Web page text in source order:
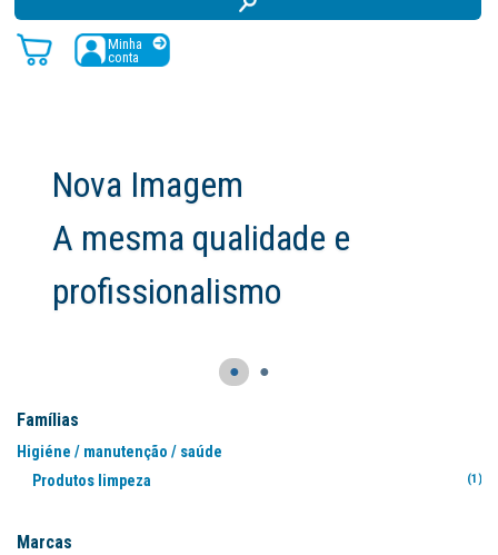
Minha
conta
Nova Imagem
A mesma qualidade e
profissionalismo
● ●
Famílias
Higiéne / manutenção / saúde
Produtos limpeza
(1)
Marcas